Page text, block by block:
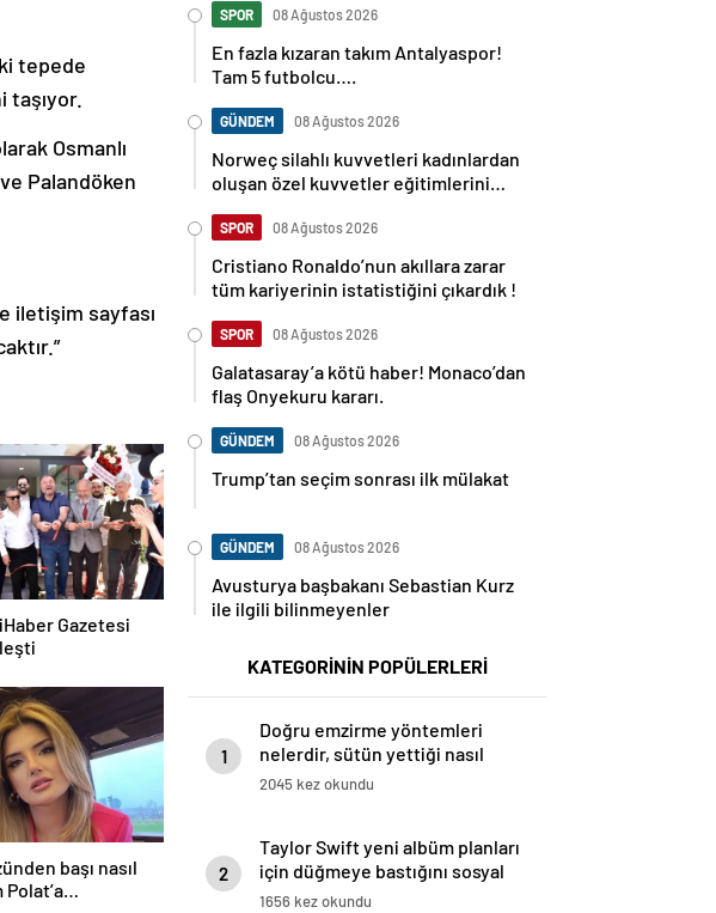
tepede
taşıyor.
Osmanlı
Palandöken
iletişim sayfası
Gazetesi
başı nasıl
Polat’a
SPOR 08 Ağustos 2026
En fazla kızaran takım Antalyaspor!
Tam 5 futbolcu….
GÜNDEM 08 Ağustos 2026
Norweç silahlı kuvvetleri kadınlardan
oluşan özel kuvvetler eğitimlerini
SPOR 08 Ağustos 2026
Cristiano Ronaldo’nun akıllara zarar
tüm kariyerinin istatistiğini çıkardık !
SPOR 08 Ağustos 2026
Galatasaray’a kötü haber! Monaco’dan
flaş Onyekuru kararı.
GÜNDEM 08 Ağustos 2026
Trump’tan seçim sonrası ilk mülakat
GÜNDEM 08 Ağustos 2026
Avusturya başbakanı Sebastian Kurz
ile ilgili bilinmeyenler
KATEGORİNİN POPÜLERLERİ
1
Doğru emzirme yöntemleri
nelerdir, sütün yettiği nasıl
anlaşılır?
2045 kez okundu
2
Taylor Swift yeni albüm planları
için düğmeye bastığını sosyal
medyadan duyurdu!
1656 kez okundu